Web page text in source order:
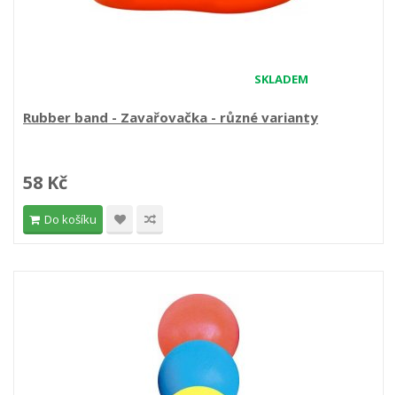
SKLADEM
Rubber band - Zavařovačka - různé varianty
58 Kč
Do košíku